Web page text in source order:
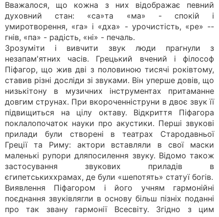
Вважалося, що кожна з них відображає певний
духовний стан: «са»та «ма» - спокій і
умиротворення, «га» і «дха» - урочистість, «ре» --
гнів, «па» - радість, «ні» - печаль.
Зрозуміти і вивчити звук люди прагнули з
незапам'ятних часів. Грецький вчений і філософ
Піфагор, що жив дві з половиною тисячі роківтому,
ставив різні досліди зі звуками. Він уперше довів, що
низькітону в музичних інструментах притаманне
довгим струнах. При вкороченніструни в двоє звук її
підвищиться на цілу октаву. Відкриття Піфагора
поклалопочаток науки про акустики. Перші звукові
прилади були створені в театрах Стародавньої
Греції та Риму: актори вставляли в свої маски
маленькі рупори дляпосилення звуку. Відомо також
застосування звукових приладів в
єгипетськиххрамах, де були «шепотять» статуї богів.
Виявлення Піфагором і його учням гармонійні
поєднання звуківлягли в основу більш пізніх поданні
про так звану гармонії Всесвіту. Згідно з цим